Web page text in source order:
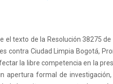
el texto de la Resolución 38275
contra Ciudad Limpia Bogotá,
la libre competencia en la
apertura formal de